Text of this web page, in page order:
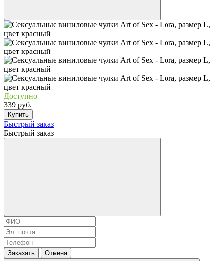
Доступно
339 руб.
Купить
Быстрый заказ
Быстрый заказ
Заказать Отмена